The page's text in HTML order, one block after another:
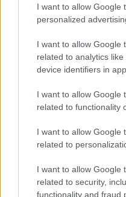
I want to allow Google
personalized
I want to allow Google
related to analytics
device identifiers in
I want to allow Google
related to functionality
I want to allow Google
related to
I want to allow Google
related to security,
functionality and fraud
Fungus Is A